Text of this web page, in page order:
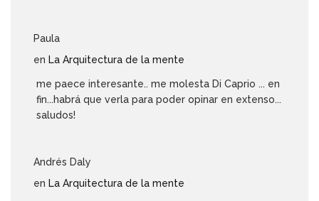
Paula
en La Arquitectura de la mente
me paece interesante.. me molesta Di Caprio ... en
fin...habrá que verla para poder opinar en extenso...
saludos!
Andrés Daly
en La Arquitectura de la mente